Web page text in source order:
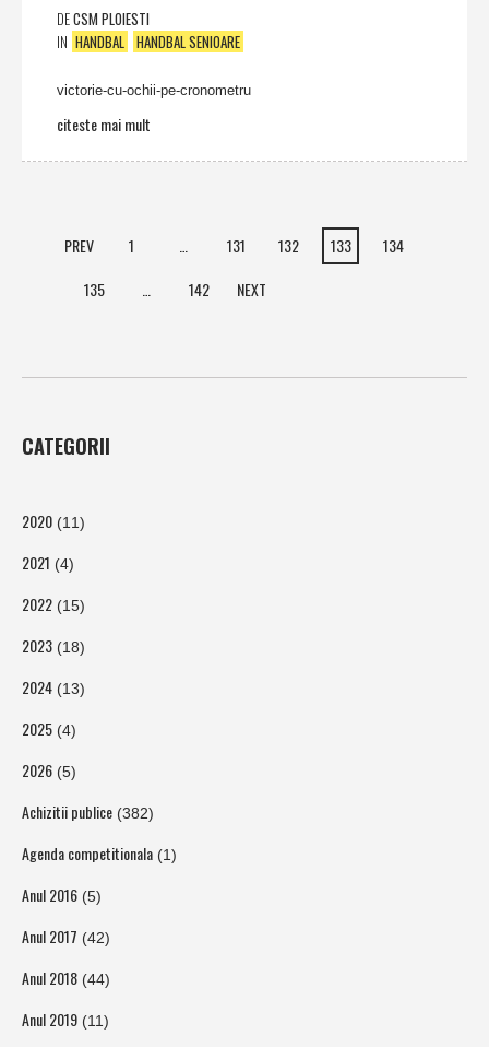
DECSM PLOIESTI
IN HANDBAL HANDBAL SENIOARE
victorie-cu-ochii-pe-cronometru
citeste mai mult
PREV 1 … 131 132 133
134
135
… 142 NEXT
CATEGORII
2020 (11)
2021 (4)
2022 (15)
2023 (18)
2024 (13)
2025 (4)
2026 (5)
Achizitii publice (382)
Agenda competitionala (1)
Anul 2016 (5)
Anul 2017 (42)
Anul 2018 (44)
Anul 2019 (11)